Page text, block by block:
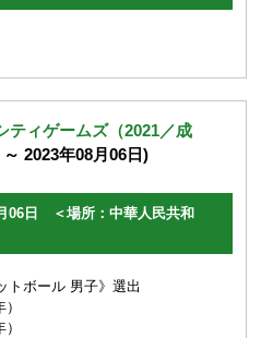
ティゲームズ（2021／成
2023年08月06日)
06日 ＜場所：中華人民共和
トボール 男子》選出